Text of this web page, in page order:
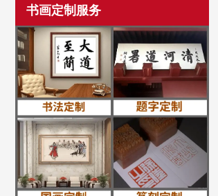
书画定制服务